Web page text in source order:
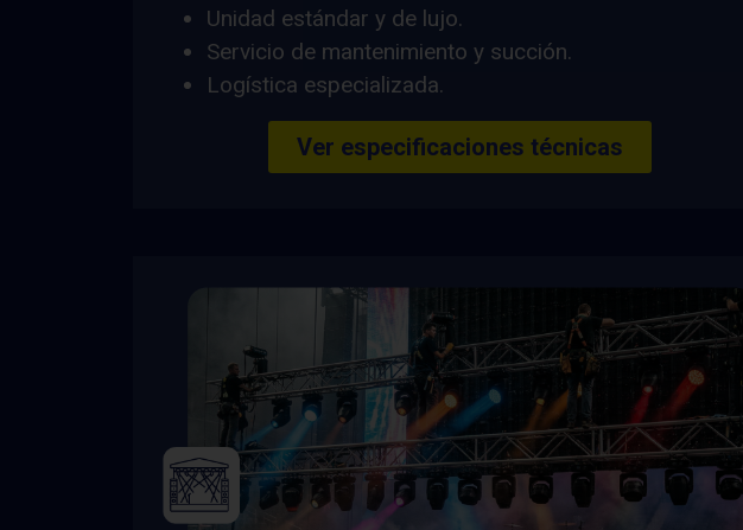
Unidad estándar y de lujo.
Servicio de mantenimiento y succión.
Logística especializada.
Ver especificaciones técnicas